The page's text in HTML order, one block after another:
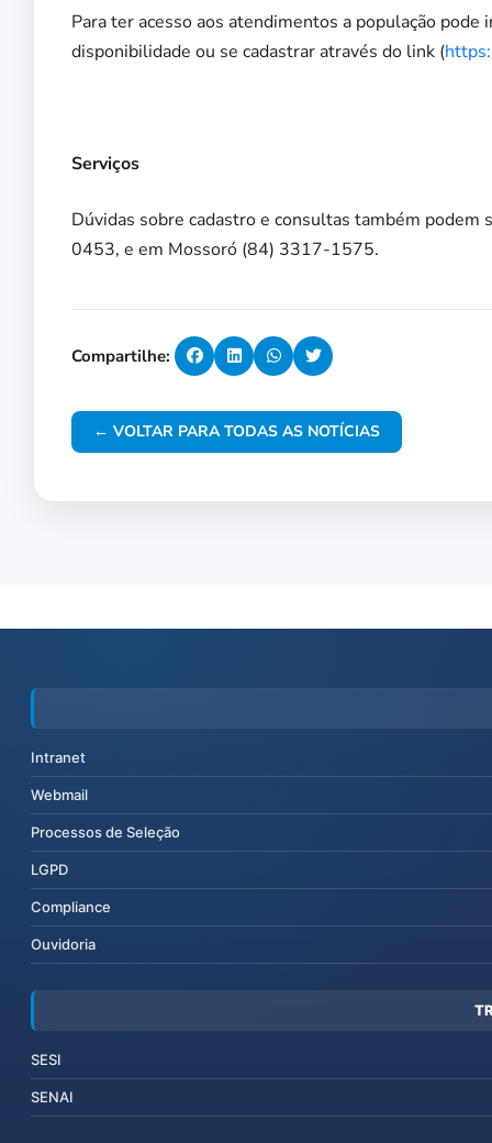
Para ter acesso aos atendimentos a população pode
disponibilidade ou se cadastrar através do link (
Serviços
Dúvidas sobre cadastro e consultas também
0453, e em Mossoró (84) 3317-1575.
Compartilhe:
← VOLTAR PARA TODAS AS NOTÍCIAS
Intranet
Webmail
Processos de Seleção
LGPD
Compliance
Ouvidoria
SESI
SENAI